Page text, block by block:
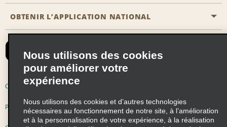
Solutions pour les professionnels
Accessibilité
Nous contacter
Recevoir des offres par email
OBTENIR L’APPLICATION NATIONAL
Conditions d’utilisation
Politique d’utilisation des cookies
Nous utilisons des cookies
pour améliorer votre
expérience
Nous utilisons des cookies et d’autres technologies
nécessaires au fonctionnement de notre site, à l’amélioration
et à la personnalisation de votre expérience, à la réalisation